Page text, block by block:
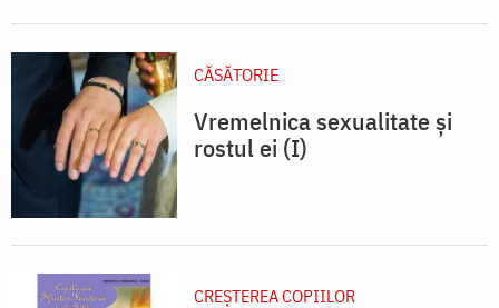
CĂSĂTORIE
Vremelnica sexualitate și
rostul ei (I)
CREŞTEREA COPIILOR